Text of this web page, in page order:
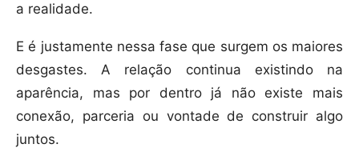
a realidade.
E é justamente nessa fase que surgem os maiores
desgastes. A relação continua existindo na
aparência, mas por dentro já não existe mais
conexão, parceria ou vontade de construir algo
juntos.